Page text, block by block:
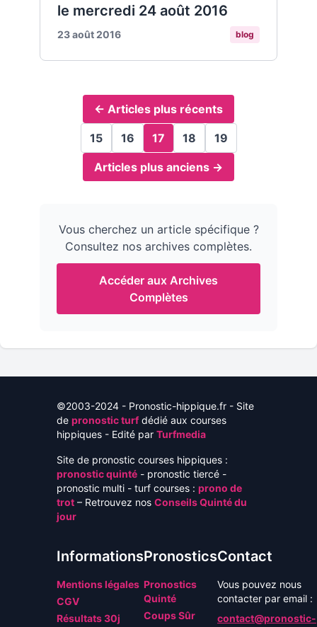
le mercredi 24 août 2016
23 août 2016 blog
← Articles plus récents
15 16 17 18 19
Articles plus anciens →
Vous cherchez un article spécifique ?
Consultez nos archives complètes.
Accéder aux Archives
Complètes
©2003-2024 - Pronostic-hippique.fr - Site
de pronostic turfdédié aux courses
hippiques - Edité par Turfmedia
Site de pronostic courses hippiques :
pronostic quinté - pronostic tiercé -
pronostic multi - turf courses : prono de
trot – Retrouvez nos Conseils Quinté du
jour
Informations
Mentions légales
CGV
Résultats 30j
Pronostics
Pronostics
Quinté
Coups Sûr
Contact
Vous pouvez nous
contacter par email :
contact@pronostic-